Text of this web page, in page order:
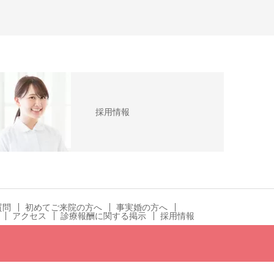
採用情報
問 初めてご来院の方へ
事実婚の方へ
アクセス 診療報酬に関する掲示 採用情報